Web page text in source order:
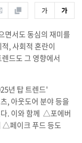
면서도 동심의 재미를
, 사회적 혼란이
드도 그 영향에서
년 탑 트렌드'
, 아웃도어 분야 등을
. 이와 함께 △포에버
페이크 푸드 등도